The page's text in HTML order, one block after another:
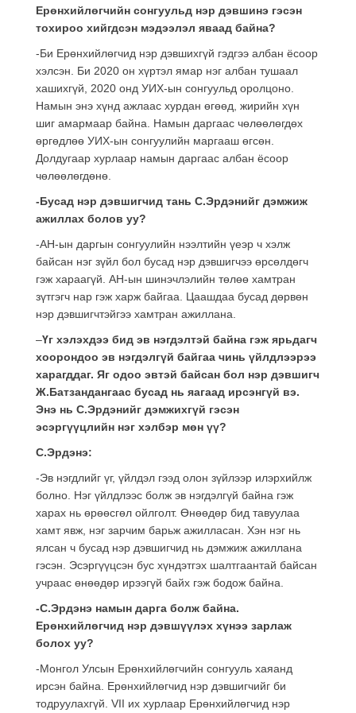
Ерөнхийлөгчийн сонгуульд нэр дэвшинэ гэсэн
тохироо хийгдсэн мэдээлэл яваад байна?
-Би Ерөнхийлөгчид нэр дэвшихгүй гэдгээ албан ёсоор
хэлсэн. Би 2020 он хүртэл ямар нэг албан тушаал
хашихгүй, 2020 онд УИХ-ын сонгуульд оролцоно.
Намын энэ хүнд ажлаас хурдан өгөөд, жирийн хүн
шиг амармаар байна. Намын даргаас чөлөөлөгдөх
өргөдлөө УИХ-ын сонгуулийн маргааш өгсөн.
Долдугаар хурлаар намын даргаас албан ёсоор
чөлөөлөгдөнө.
-Бусад нэр дэвшигчид тань С.Эрдэнийг дэмжиж
ажиллах болов уу?
-АН-ын даргын сонгуулийн нээлтийн үеэр ч хэлж
байсан нэг зүйл бол бусад нэр дэвшигчээ өрсөлдөгч
гэж хараагүй. АН-ын шинэчлэлийн төлөө хамтран
зүтгэгч нар гэж харж байгаа. Цаашдаа бусад дөрвөн
нэр дэвшигчтэйгээ хамтран ажиллана.
–Үг хэлэхдээ бид эв нэгдэлтэй байна гэж ярьдагч
хоорондоо эв нэгдэлгүй байгаа чинь үйлдлээрээ
харагддаг. Яг одоо эвтэй байсан бол нэр дэвшигч
Ж.Батзандангаас бусад нь яагаад ирсэнгүй вэ.
Энэ нь С.Эрдэнийг дэмжихгүй гэсэн
эсэргүүцлийн нэг хэлбэр мөн үү?
С.Эрдэнэ:
-Эв нэгдлийг үг, үйлдэл гээд олон зүйлээр илэрхийлж
болно. Нэг үйлдлээс болж эв нэгдэлгүй байна гэж
харах нь өрөөсгөл ойлголт. Өнөөдөр бид тавуулаа
хамт явж, нэг зарчим барьж ажилласан. Хэн нэг нь
ялсан ч бусад нэр дэвшигчид нь дэмжиж ажиллана
гэсэн. Эсэргүүцсэн бус хүндэтгэх шалтгаантай байсан
учраас өнөөдөр ирээгүй байх гэж бодож байна.
-С.Эрдэнэ намын дарга болж байна.
Ерөнхийлөгчид нэр дэвшүүлэх хүнээ зарлаж
болох уу?
-Монгол Улсын Ерөнхийлөгчийн сонгууль хаяанд
ирсэн байна. Ерөнхийлөгчид нэр дэвшигчийг би
тодруулахгүй. VII их хурлаар Ерөнхийлөгчид нэр